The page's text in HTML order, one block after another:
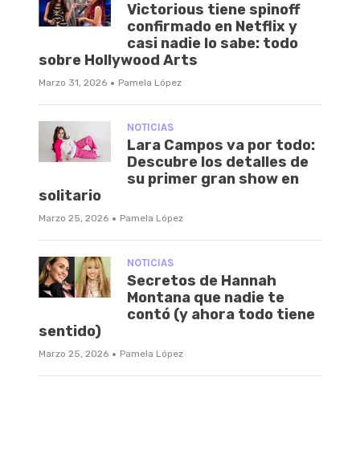
Victorious tiene spinoff
confirmado en Netflix y
casi nadie lo sabe: todo
sobre Hollywood Arts
Marzo 31, 2026 · Pamela López
NOTICIAS
Lara Campos va por todo:
Descubre los detalles de
su primer gran show en
solitario
Marzo 25, 2026 · Pamela López
NOTICIAS
Secretos de Hannah
Montana que nadie te
contó (y ahora todo tiene
sentido)
Marzo 25, 2026 · Pamela López